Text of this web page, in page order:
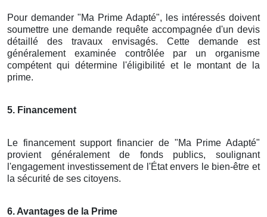
Pour demander "Ma Prime Adapté", les intéressés doivent
soumettre une demande requête accompagnée d'un devis
détaillé des travaux envisagés. Cette demande est
généralement examinée contrôlée par un organisme
compétent qui détermine l'éligibilité et le montant de la
prime.
5. Financement
Le financement support financier de "Ma Prime Adapté"
provient généralement de fonds publics, soulignant
l'engagement investissement de l'État envers le bien-être et
la sécurité de ses citoyens.
6. Avantages de la Prime